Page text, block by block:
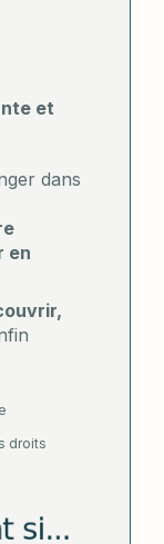
et
dans
en
droits